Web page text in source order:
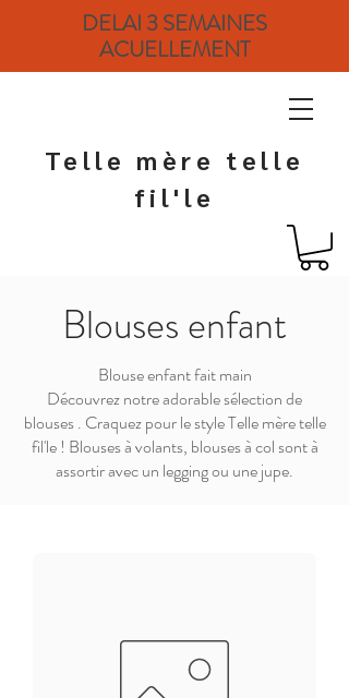
DELAI 3 SEMAINES
ACUELLEMENT
Telle mère telle
fil'le
Blouses enfant
Blouse enfant fait main
Découvrez notre adorable sélection de
blouses . Craquez pour le style Telle mère telle
fil'le ! Blouses à volants, blouses à col sont à
assortir avec un legging ou une jupe.